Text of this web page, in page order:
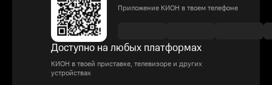
Приложение КИОН в твоем телефоне
Доступно на любых платформах
КИОН в твоей приставке, телевизоре и других
устройствах